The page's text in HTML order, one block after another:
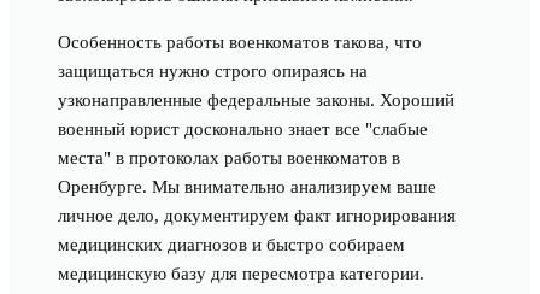
Особенность работы военкоматов такова, что
защищаться нужно строго опираясь на
узконаправленные федеральные законы. Хороший
военный юрист досконально знает все "слабые
места" в протоколах работы военкоматов в
Оренбурге. Мы внимательно анализируем ваше
личное дело, документируем факт игнорирования
медицинских диагнозов и быстро собираем
медицинскую базу для пересмотра категории.